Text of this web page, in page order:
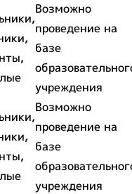
Возможно
проведение на
базе
учреждения
Возможно
проведение на
базе
учреждения